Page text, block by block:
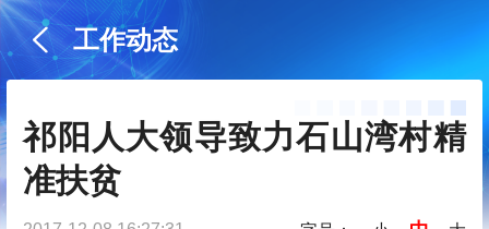
工作动态
祁阳人大领导致力石山湾村精
准扶贫